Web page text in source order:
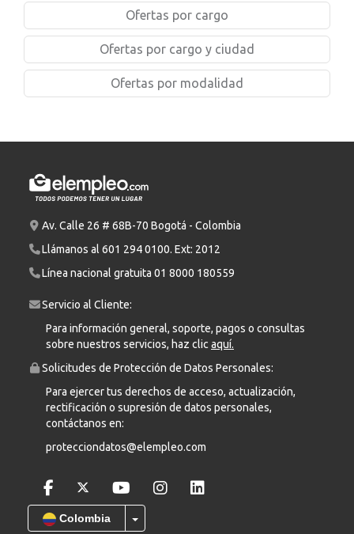
Ofertas por cargo
Ofertas por cargo y ciudad
Ofertas por modalidad
Av. Calle 26 # 68B-70 Bogotá - Colombia
Llámanos al 601 294 0100. Ext: 2012
Línea nacional gratuita 01 8000 180559
Servicio al Cliente:
Para información general, soporte, pagos o consultas
sobre nuestros servicios, haz clicaquí.
Solicitudes de Protección de Datos Personales:
Para ejercer tus derechos de acceso, actualización,
rectificación o supresión de datos personales,
contáctanos en:
protecciondatos@elempleo.com
Colombia